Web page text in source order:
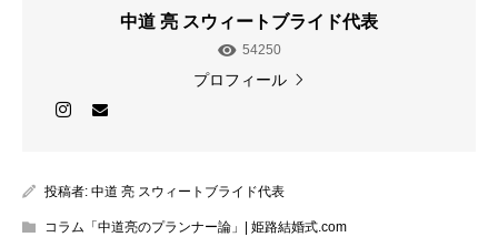
中道 亮 スウィートブライド代表
54250
プロフィール
投稿者: 中道 亮 スウィートブライド代表
コラム「中道亮のプランナー論」| 姫路結婚式.com